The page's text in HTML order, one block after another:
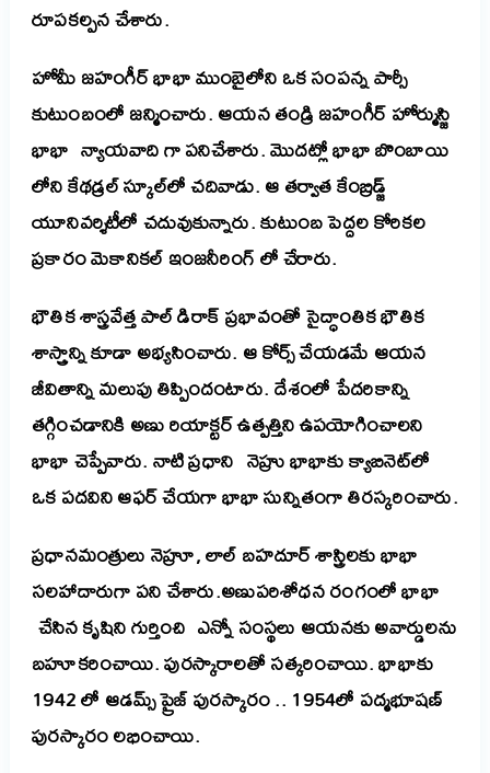
రూపకల్పన చేశారు.
హోమీ జహంగీర్ భాభా ముంబైలోని ఒక సంపన్న పార్సీ
కుటుంబంలో జన్మించారు. ఆయన తండ్రి జహంగీర్ హోర్ముస్జి
భాభా న్యాయవాది గా పనిచేశారు. మొదట్లో భాభా బొంబాయి
లోని కేథడ్రల్ స్కూల్‌లో చదివాడు. ఆ తర్వాత కేంబ్రిడ్జ్
యూనివర్శిటీలో చదువుకున్నారు. కుటుంబ పెద్దల కోరికల
ప్రకారం మెకానికల్ ఇంజనీరింగ్ లో చేరారు.
భౌతిక శాస్త్రవేత్త పాల్ డిరాక్ ప్రభావంతో సైద్ధాంతిక భౌతిక
శాస్త్రాన్ని కూడా అభ్యసించారు. ఆ కోర్స్ చేయడమే ఆయన
జీవితాన్ని మలుపు తిప్పిందంటారు.దేశంలో పేదరికాన్ని
తగ్గించడానికి అణు రియాక్టర్ ఉత్పత్తిని ఉపయోగించాలని
భాభా చెప్పేవారు. నాటి ప్రధాని నెహ్రు భాభాకు క్యాబినెట్‌లో
ఒక పదవిని ఆఫర్ చేయగా భాభా సున్నితంగా తిరస్కరించారు.
ప్రధానమంత్రులు నెహ్రూ, లాల్ బహదూర్ శాస్త్రిలకు భాభా
సలహాదారుగా పని చేశారు.అణుపరిశోధన రంగంలో భాభా
చేసిన కృషిని గుర్తించి ఎన్నో సంస్థలు ఆయనకు అవార్డులను
బహూకరించాయి. పురస్కారాలతో సత్కరించాయి. భాభాకు
1942 లో ఆడమ్స్ ప్రైజ్ పురస్కారం .. 1954లో పద్మభూషణ్
పురస్కారం లభించాయి.